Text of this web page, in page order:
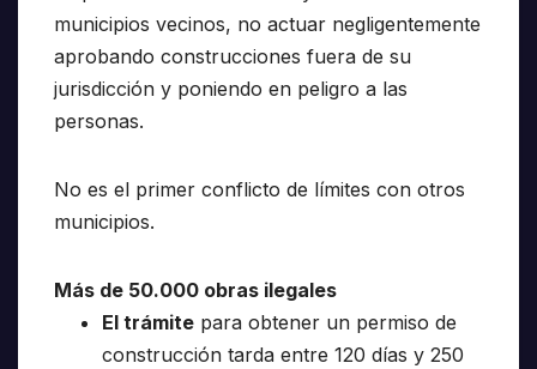
municipios vecinos, no actuar negligentemente
aprobando construcciones fuera de su
jurisdicción y poniendo en peligro a las
personas.
No es el primer conflicto de límites con otros
municipios.
Más de 50.000 obras ilegales
El trámite para obtener un permiso de
construcción tarda entre 120 días y 250